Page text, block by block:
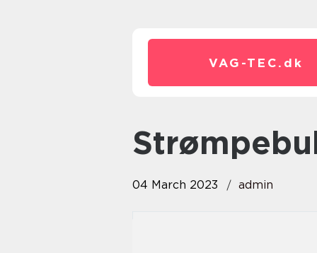
VAG-TEC. dk
04 March 2023 admin